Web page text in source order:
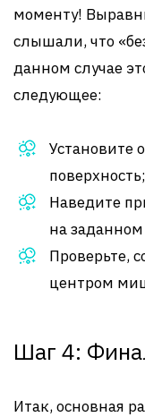
моменту!
слышали, что
данном случае
следующее:
Установите
поверхность;
Наведите
на
Проверьте,
центром
Шаг 4:
Итак, основная